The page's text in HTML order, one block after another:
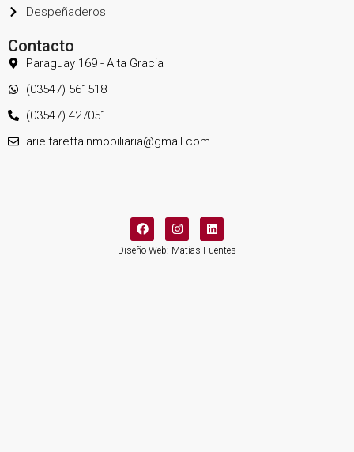
Despeñaderos
Contacto
Paraguay 169 - Alta Gracia
(03547) 561518
(03547) 427051
arielfarettainmobiliaria@gmail.com
Diseño Web: Matías Fuentes